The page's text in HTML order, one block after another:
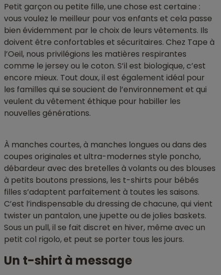
Petit garçon ou petite fille, une chose est certaine :
vous voulez le meilleur pour vos enfants et cela passe
bien évidemment par le choix de leurs vêtements. Ils
doivent être confortables et sécuritaires. Chez Tape à
l’Oeil, nous privilégions les matières respirantes
comme le jersey ou le coton. S’il est biologique, c’est
encore mieux. Tout doux, il est également idéal pour
les familles qui se soucient de l’environnement et qui
veulent du vêtement éthique pour habiller les
nouvelles générations.
À manches courtes, à manches longues ou dans des
coupes originales et ultra-modernes style poncho,
débardeur avec des bretelles à volants ou des blouses
à petits boutons pressions, les t-shirts pour bébés
filles s’adaptent parfaitement à toutes les saisons.
C’est l’indispensable du dressing de chacune, qui vient
twister un pantalon, une jupette ou de jolies baskets.
Sous un pull, il se fait discret en hiver, même avec un
petit col rigolo, et peut se porter tous les jours.
Un t-shirt à message